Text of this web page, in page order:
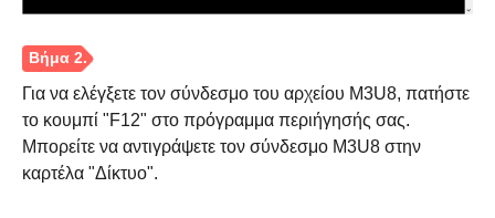
Για να ελέγξετε τον σύνδεσμο του αρχείου M3U8, πατήστε
το κουμπί "F12" στο πρόγραμμα περιήγησής σας.
Μπορείτε να αντιγράψετε τον σύνδεσμο M3U8 στην
καρτέλα "Δίκτυο".